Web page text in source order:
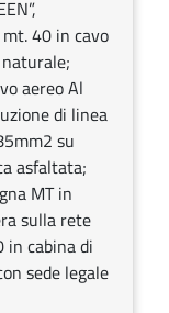
40 in cavo
aereo Al
di linea
su
asfaltata;
MT in
sulla rete
in cabina di
sede legale